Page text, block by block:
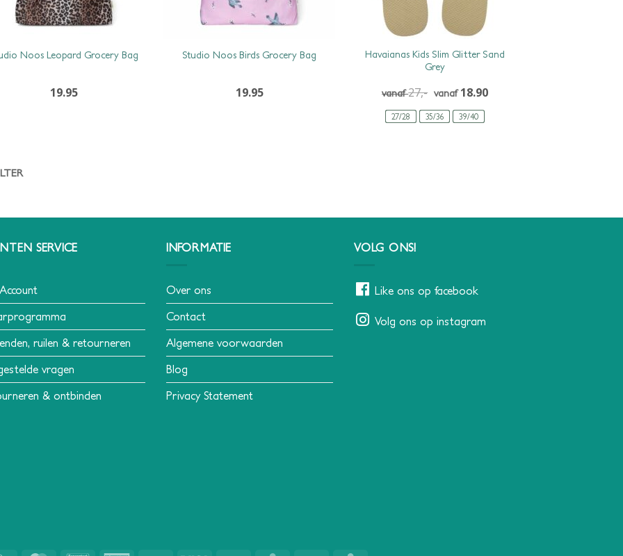
Noos Leopard Grocery Bag
19.95
Studio Noos Birds Grocery Bag
19.95
27/28 35/36 39/40
Havaianas Kids Slim Glitter Sand
Grey
vanaf27,- vanaf18.90
SERVICE
ruilen & retourneren
vragen
& ontbinden
INFORMATIE
Over ons
Contact
Algemene voorwaarden
Blog
Privacy Statement
VOLG ONS!
Like ons op facebook
Volg ons op instagram